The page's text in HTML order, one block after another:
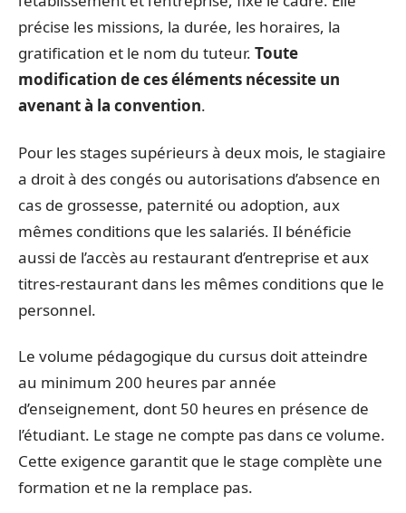
précise les missions, la durée, les horaires, la
gratification et le nom du tuteur. Toute
modification de ces éléments nécessite un
avenant à la convention.
Pour les stages supérieurs à deux mois, le stagiaire
a droit à des congés ou autorisations d’absence en
cas de grossesse, paternité ou adoption, aux
mêmes conditions que les salariés. Il bénéficie
aussi de l’accès au restaurant d’entreprise et aux
titres-restaurant dans les mêmes conditions que le
personnel.
Le volume pédagogique du cursus doit atteindre
au minimum 200 heures par année
d’enseignement, dont 50 heures en présence de
l’étudiant. Le stage ne compte pas dans ce volume.
Cette exigence garantit que le stage complète une
formation et ne la remplace pas.